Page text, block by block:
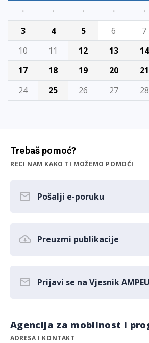
·
· · · ·
3
4 5 6 7
10
11 12 13 14
17
18 19 20 21
24
25 26 27 28
Trebaš pomoć?
RECI NAM KAKO TI MOŽEMO POMOĆI
Pošalji e-poruku
Preuzmi publikacije
Prijavi se na Vjesnik AMPEU
Agencija za mobilnost i
ADRESA I KONTAKT